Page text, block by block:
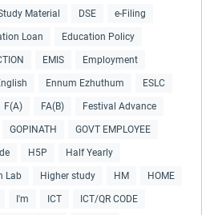
Material DSE e-Filing
Loan Education Policy
EMIS Employment
Ennum Ezhuthum ESLC
F(A) FA(B) Festival Advance
GOPINATH GOVT EMPLOYEE
H5P Half Yearly
Lab Higher study HM HOME
I'm ICT ICT/QR CODE